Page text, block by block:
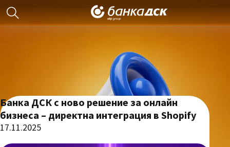
Банка ДСК с ново решение за онлайн
бизнеса – директна интеграция в Shopify
17.11.2025